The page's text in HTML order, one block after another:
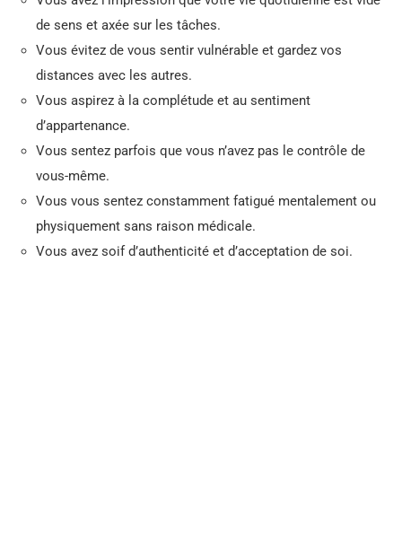
de sens et axée sur les tâches.
Vous évitez de vous sentir vulnérable et gardez vos
distances avec les autres.
Vous aspirez à la complétude et au sentiment
d’appartenance.
Vous sentez parfois que vous n’avez pas le contrôle de
vous-même.
Vous vous sentez constamment fatigué mentalement ou
physiquement sans raison médicale.
Vous avez soif d’authenticité et d’acceptation de soi.